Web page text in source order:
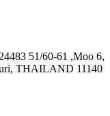
51/60-61 ,Moo 6,
THAILAND 11140